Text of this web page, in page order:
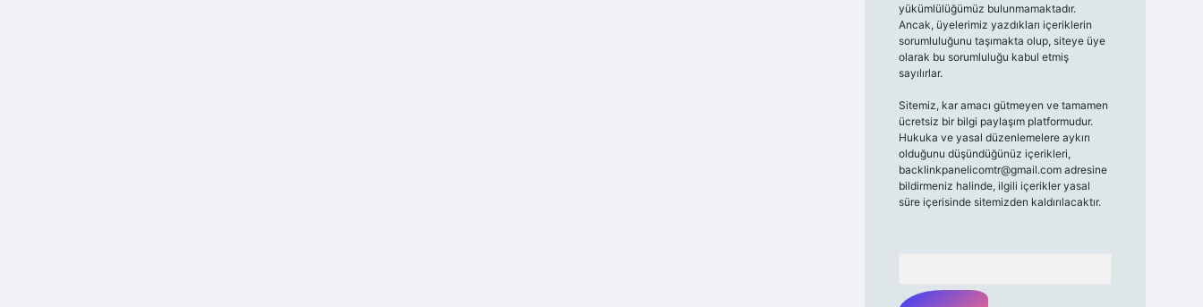
yükümlülüğümüz bulunmamaktadır.
Ancak, üyelerimiz yazdıkları içeriklerin
sorumluluğunu taşımakta olup, siteye üye
olarak bu sorumluluğu kabul etmiş
sayılırlar.
Sitemiz, kar amacı gütmeyen ve tamamen
ücretsiz bir bilgi paylaşım platformudur.
Hukuka ve yasal düzenlemelere aykırı
olduğunu düşündüğünüz içerikleri,
backlinkpanelicomtr@gmail.comadresine
bildirmeniz halinde, ilgili içerikler yasal
süre içerisinde sitemizden kaldırılacaktır.